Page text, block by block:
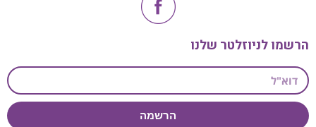
הרשמו לניוזלטר שלנו
הרשמה